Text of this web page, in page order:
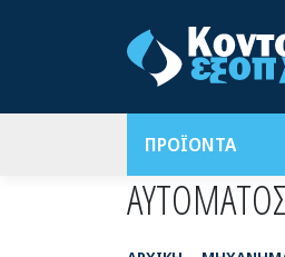
ΠΡΟΪΟΝΤΑ